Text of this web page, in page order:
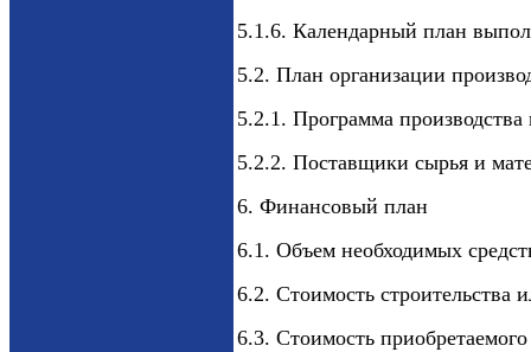
5.1.6. Календарный план
5.2. План организации
5.2.1. Программа
5.2.2. Поставщики сырья и
6. Финансовый план
6.1. Объем необходимых
6.2. Стоимость строительства
6.3. Стоимость